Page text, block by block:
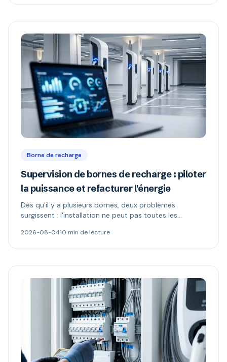
Borne de recharge
Supervision de bornes de recharge : piloter
la puissance et refacturer l'énergie
Dès qu'il y a plusieurs bornes, deux problèmes
surgissent : l'installation ne peut pas toutes les
paie. Délestage dynamique, comptage MID et schémas
2026-08-0410 min de lecture